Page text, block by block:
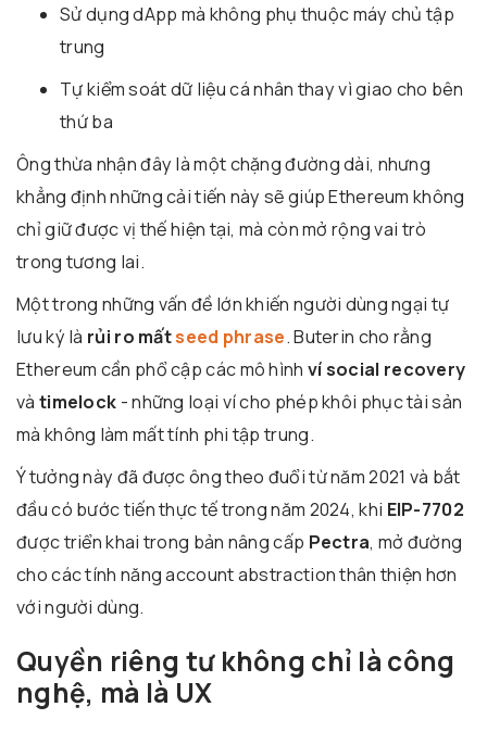
Sử dụng dApp mà không phụ thuộc máy chủ tập
trung
Tự kiểm soát dữ liệu cá nhân thay vì giao cho bên
thứ ba
Ông thừa nhận đây là một chặng đường dài, nhưng
khẳng định những cải tiến này sẽ giúp Ethereum không
chỉ giữ được vị thế hiện tại, mà còn mở rộng vai trò
trong tương lai.
Một trong những vấn đề lớn khiến người dùng ngại tự
lưu ký là rủi ro mấtseed phrase. Buterin cho rằng
Ethereum cần phổ cập các mô hình ví social recovery
và timelock - những loại ví cho phép khôi phục tài sản
mà không làm mất tính phi tập trung.
Ý tưởng này đã được ông theo đuổi từ năm 2021 và bắt
đầu có bước tiến thực tế trong năm 2024, khi EIP-7702
được triển khai trong bản nâng cấp Pectra, mở đường
cho các tính năng account abstraction thân thiện hơn
với người dùng.
Quyền riêng tư không chỉ là công
nghệ, mà là UX